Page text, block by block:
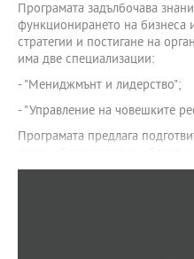
Програмата задълбочава
функционирането на бизнеса
стратегии и постигане на
има две специализации:
- "Мениджмънт и лидерство";
- "Управление на човешките
Програмата предлага
кандидати с образователно-